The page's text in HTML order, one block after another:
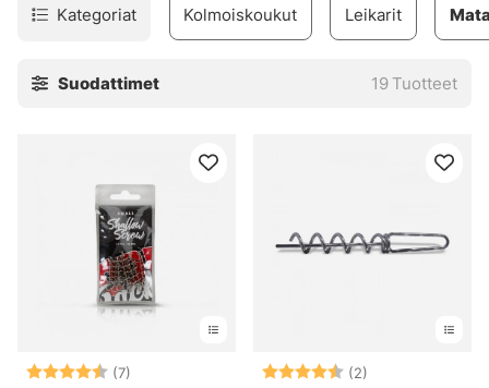
Kategoriat Kolmoiskoukut Leikarit
Suodattimet 19 Tuotteet
Arvio: (7)
4.3 5:sta tähdestäArvio: (2)